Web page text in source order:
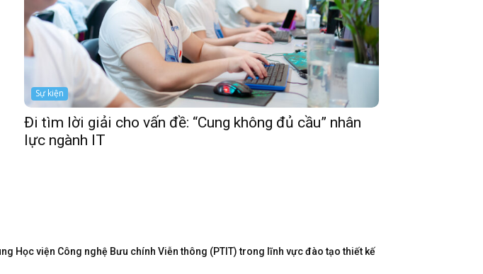
Sự kiện
Đi tìm lời giải cho vấn đề: “Cung không đủ cầu” nhân
lực ngành IT
Học viện Công nghệ Bưu chính Viễn thông (PTIT) trong lĩnh vực đào tạo thiết kế